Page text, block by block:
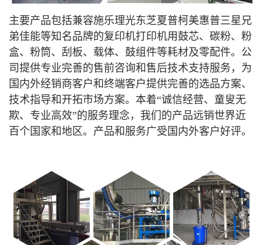
主要产品包括兼容施乐理光东芝夏普柯美惠普三星兄
弟佳能等知名品牌的复印机打印机用鼓芯、碳粉、粉
盒、粉筒、刮板、载体、鼓组件等耗材及零配件。公
司提供专业完善的售前咨询和售后技术支持服务，为
国内外经销商客户和终端客户提供完善的选品方案、
技术指导和开拓市场方案。本着“诚信经营、童叟无
欺、专业高效”的服务理念，我们的产品远销世界近
百个国家和地区。产品和服务广受国内外客户好评。